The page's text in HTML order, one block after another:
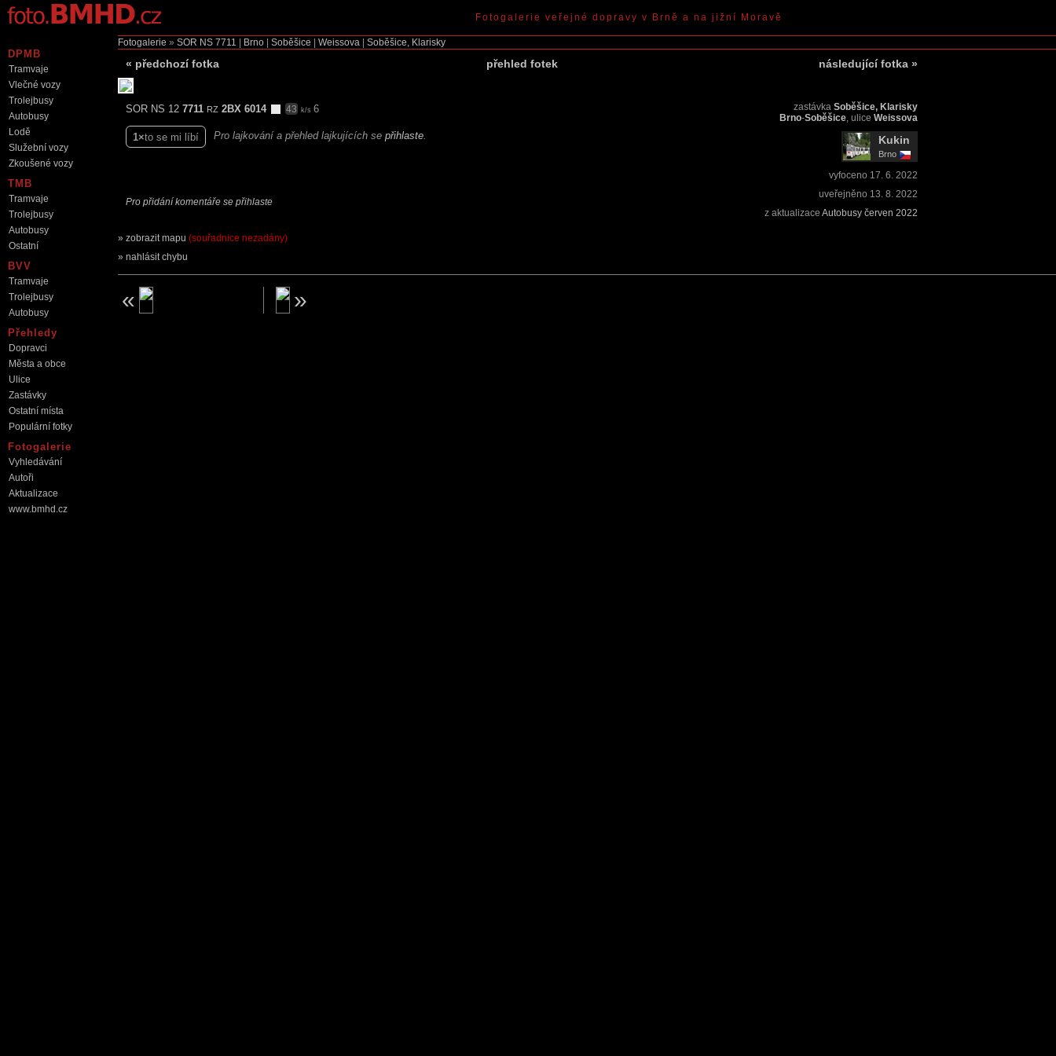
Fotogalerie » SOR NS 7711 Brno Soběšice Weissova Soběšice, Klarisky
« předchozí fotka přehled fotek následující fotka »
SOR NS 12 7711 RZ 2BX 6014 43 k/s 6
1 to se mi líbí Pro lajkování a přehled lajkujících se přihlaste.
zastávka Soběšice, Klarisky
Brno-Soběšice, ulice Weissova
Kukin
Brno
vyfoceno 17. 6. 2022
uveřejněno 13. 8. 2022
z aktualizace Autobusy červen 2022
Pro přidání komentáře se přihlaste
zobrazit mapu (souřadnice nezadány)
nahlásit chybu
DPMB
Tramvaje
Vlečné vozy
Trolejbusy
Autobusy
Lodě
Služební vozy
Zkoušené vozy
TMB
Tramvaje
Trolejbusy
Autobusy
Ostatní
BVV
Tramvaje
Trolejbusy
Autobusy
Přehledy
Dopravci
Města a obce
Ulice
Zastávky
Ostatní místa
Populární fotky
Fotogalerie
Vyhledávání
Autoři
Aktualizace
www.bmhd.cz
Fotogalerie veřejné dopravy v Brně a na jižní Moravě